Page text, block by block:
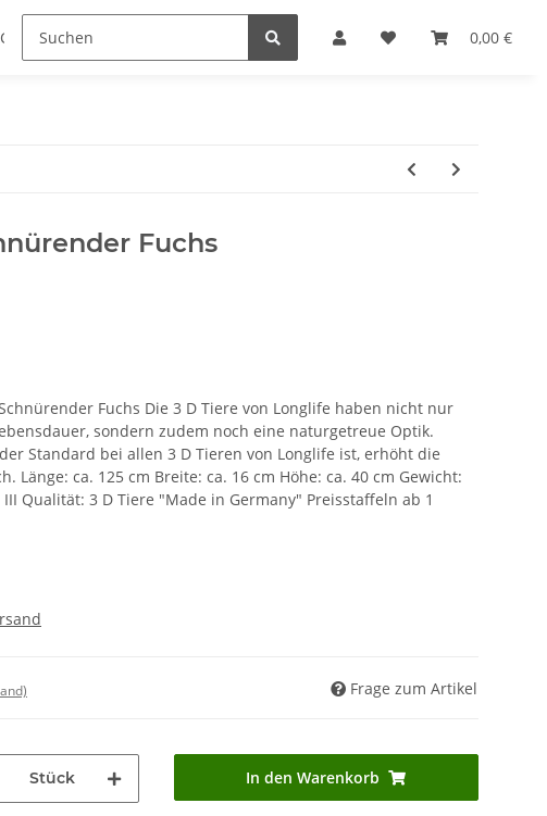
0,00 €
Kurse im instinktiven Bogenschießen Sonderangebote
Fuchs
Fuchs Die 3 D Tiere von Longlife haben nicht nur
sondern zudem noch eine naturgetreue Optik.
Standard bei allen 3 D Tieren von Longlife ist, erhöht die
Länge: ca. 125 cm Breite: ca. 16 cm Höhe: ca. 40 cm Gewicht:
III Qualität: 3 D Tiere "Made in Germany" Preisstaffeln ab 1
Frage zum Artikel
Stück In den Warenkorb